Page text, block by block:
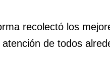
recolectó los
de todos